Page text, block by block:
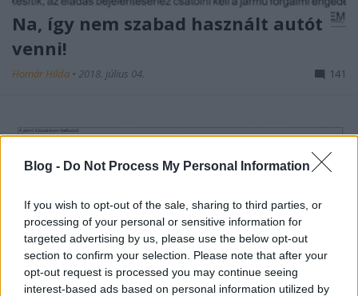
Blog - Do Not Process My Personal Information
If you wish to opt-out of the sale, sharing to third parties, or
processing of your personal or sensitive information for
targeted advertising by us, please use the below opt-out
section to confirm your selection. Please note that after your
opt-out request is processed you may continue seeing
interest-based ads based on personal information utilized by
Na, így nem szabad használt autót
venni!
Homár Hilda • 2018. július 04. 141
Olvasónk - ahogy maga is elismeri - több teljesen
nyilvánvaló hülyeséget is elkövetett az alábbi
autóvásárlási projektjében, elég csak a ...